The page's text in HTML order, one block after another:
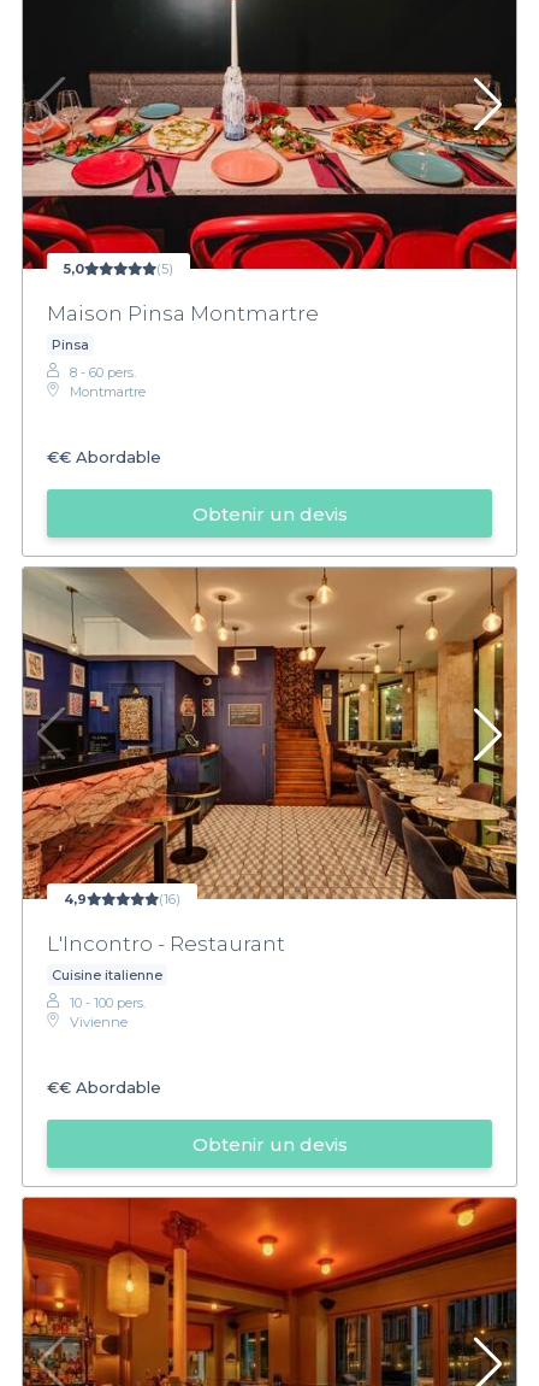
5,0 (5)
Maison Pinsa Montmartre
Pinsa
8 - 60 pers.
Montmartre
€€ Abordable
Obtenir un devis
4,9 (16)
L'Incontro - Restaurant
Cuisine italienne
10 - 100 pers.
Vivienne
€€ Abordable
Obtenir un devis